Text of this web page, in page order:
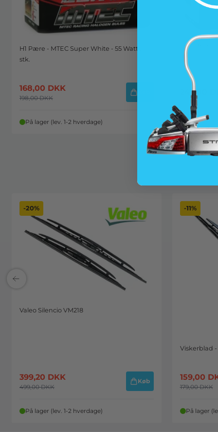
H1 Pære - MTEC Super White - 55 Watt 2
stk.
168,00 DKK
198,00DKK
På lager (lev. 1-2 hverdage)
H11 Pære -
249,00
På lager
-20%
Valeo Silencio VM218
399,20 DKK
499,00DKK
Køb
På lager (lev. 1-2 hverdage)
-11%
Viskerblad -
159,00
179,00DKK
På lager